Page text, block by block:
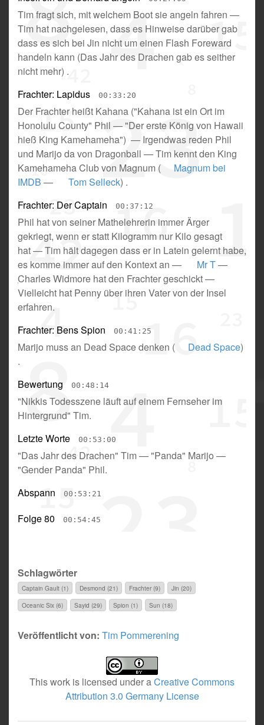
Tim fragt sich, mit welchem Boot sie angeln fahren —
Tim hat nachgelesen, dass es Hinweise darüber gab
dass es sich bei Jin nicht um einen Flash Foreward
handeln kann (Das Jahr des Drachen gab es seither
nicht mehr) .
Frachter: Lapidus
00:33:20
Der Frachter heißt Kahana ("Kahana ist ein Ort im
Honolulu County" Phil —"Der erste König von Hawaii
hieß King Kamehameha") — Irgendwas reden Phil
und Marijo da von Dragonball —Tim kennt den King
Kamehameha Club von Magnum (
Magnum bei
IMDB — Tom Selleck) .
Frachter: Der Captain
00:37:12
Phil hat von seiner Mathelehrerin immer Ärger
gekriegt, wenn er statt Kilogramm nur Kilo gesagt
hat—Tim hält dagegen dass er in Latein gelernt habe,
es komme immer auf den Kontext an — Mr T—
Charles Widmore hat den Frachter geschickt—
Vielleicht hat Penny über ihren Vater von der Insel
erfahren.
Frachter: Bens Spion
00:41:25
Marijo muss an Dead Space denken ( Dead Space)
.
Bewertung
00:48:14
"Nikkis Todesszene läuft auf einem Fernseher im
Hintergrund" Tim.
Letzte Worte
00:53:00
"Das Jahr des Drachen" Tim—"Panda" Marijo —
"Gender Panda" Phil.
Abspann
00:53:21
Folge 80 00:54:45
Schlagwörter
Captain Gault (1) Desmond (21) Frachter (9)
Jin (20)
Oceanic Six (6)
Sayid (29) Spion (1) Sun (18)
Veröffentlicht von: Tim Pommerening
This work is licensed under aCreative Commons
Attribution 3.0 Germany License